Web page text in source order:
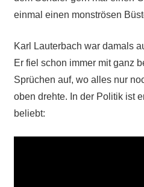
einmal einen monströsen
Karl Lauterbach war damals
Er fiel schon immer mit ganz
Sprüchen auf, wo alles nur
oben drehte. In der Politik ist
beliebt: